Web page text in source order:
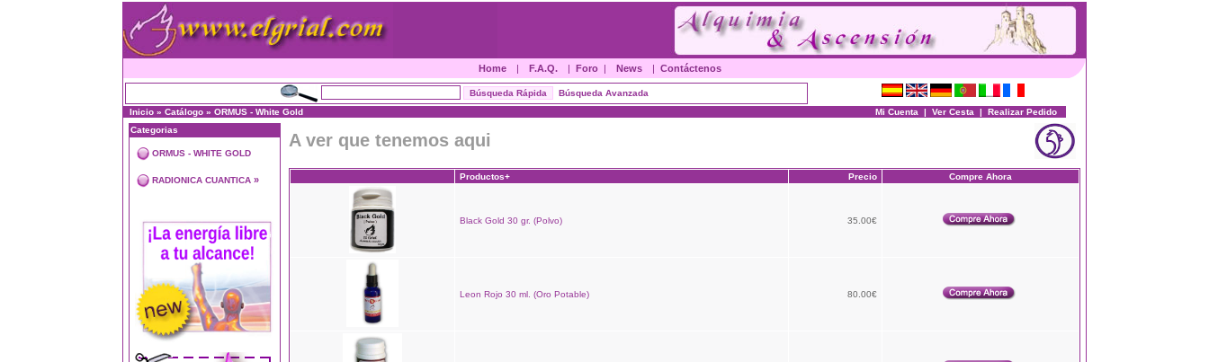
Home | F.A.Q. | Foro| News | Contáctenos
Búsqueda Avanzada
Inicio » Catálogo » ORMUS - White Gold Mi Cuenta | Ver Cesta | Realizar Pedido
Categorias
ORMUS - WHITE GOLD
RADIONICA CUANTICA »
A ver que tenemos aqui
Productos+ Precio Compre Ahora
Black Gold 30 gr. (Polvo) 35.00€
Leon Rojo 30 ml. (Oro Potable) 80.00€